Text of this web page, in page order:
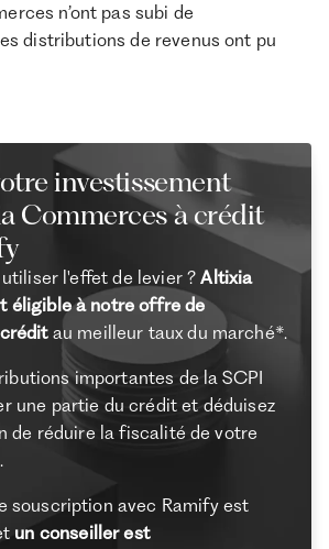
n’ont pas subi de
distributions de revenus ont pu
investissement
Commerces à crédit
utiliser l'effet de levier ?Altixia
éligible à notre offre de
au meilleur taux du marché*.
importantes de la SCPI
une partie du crédit et déduisez
de réduire la fiscalité de votre
souscription avec Ramify est
un conseiller est